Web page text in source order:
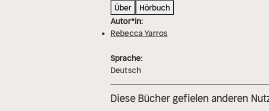
Über
Hörbuch
Autor*in:
Rebecca Yarros
Sprache:
Deutsch
Diese Bücher gefielen anderen